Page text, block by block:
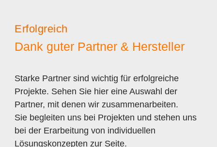
Erfolgreich
Dank guter Partner & Hersteller
Starke Partner sind wichtig für erfolgreiche
Projekte. Sehen Sie hier eine Auswahl der
Partner, mit denen wir zusammenarbeiten.
Sie begleiten uns bei Projekten und stehen uns
bei der Erarbeitung von individuellen
Lösungskonzepten zur Seite.